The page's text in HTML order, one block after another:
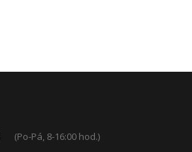
(Po-Pá, 8-16:00 hod.)